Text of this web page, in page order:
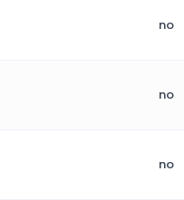
no
no
no